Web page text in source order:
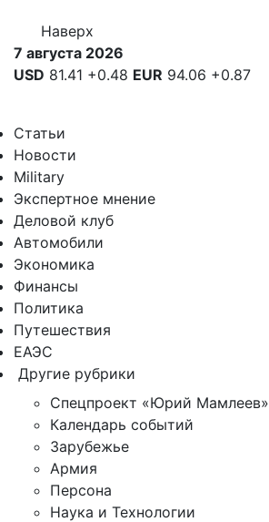
Наверх
7 августа 2026
USD 81.41 +0.48 EUR 94.06 +0.87
Статьи
Новости
Military
Экспертное мнение
Деловой клуб
Автомобили
Экономика
Финансы
Политика
Путешествия
ЕАЭС
Другие рубрики
Спецпроект «Юрий Мамлеев»
Календарь событий
Зарубежье
Армия
Персона
Наука и Технологии